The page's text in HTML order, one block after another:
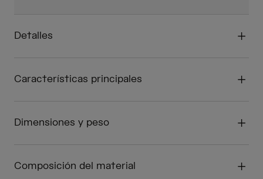
Detalles
Características principales
Dimensiones y peso
Composición del material